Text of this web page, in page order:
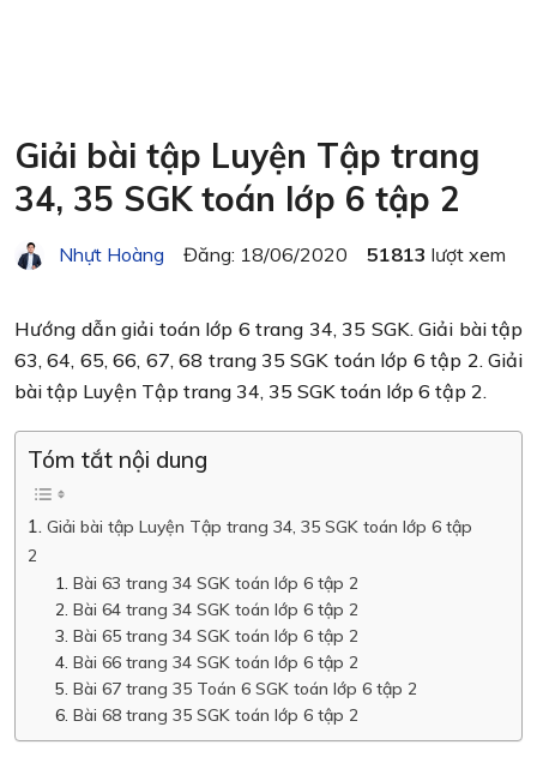
Giải bài tập Luyện Tập trang
34, 35 SGK toán lớp 6 tập 2
Nhựt Hoàng Đăng: 18/06/2020 51813 lượt xem
Hướng dẫn giải toán lớp 6 trang 34, 35 SGK. Giải bài tập
63, 64, 65, 66, 67, 68 trang 35 SGK toán lớp 6 tập 2. Giải
bài tập Luyện Tập trang 34, 35 SGK toán lớp 6 tập 2.
Tóm tắt nội dung
Giải bài tập Luyện Tập trang 34, 35 SGK toán lớp 6 tập
2
Bài 63 trang 34 SGK toán lớp 6 tập 2
Bài 64 trang 34 SGK toán lớp 6 tập 2
Bài 65 trang 34 SGK toán lớp 6 tập 2
Bài 66 trang 34 SGK toán lớp 6 tập 2
Bài 67 trang 35 Toán 6 SGK toán lớp 6 tập 2
Bài 68 trang 35 SGK toán lớp 6 tập 2